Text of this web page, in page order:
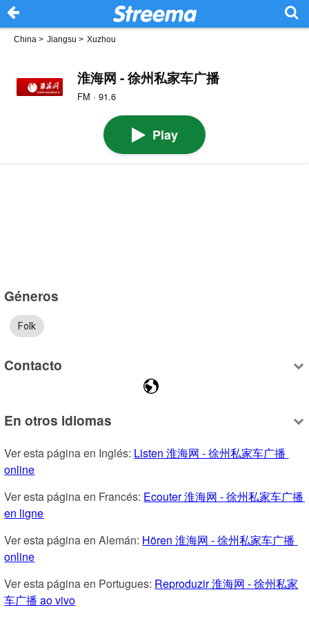
China > Jiangsu > Xuzhou
淮海网 - 徐州私家车广播
FM · 91.6
Play
Géneros
Folk
Contacto
En otros idiomas
Ver esta página en Inglés: Listen 淮海网 - 徐州私家车广播
online
Ver esta página en Francés: Ecouter 淮海网 - 徐州私家车广播
en ligne
Ver esta página en Alemán: Hören 淮海网 - 徐州私家车广播
online
Ver esta página en Portugues: Reproduzir 淮海网 - 徐州私家
车广播 ao vivo